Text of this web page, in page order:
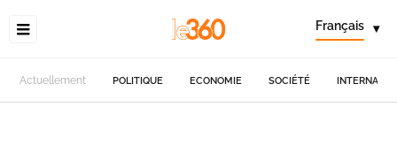
Français ▾
Actuellement POLITIQUE ECONOMIE SOCIÉTÉ